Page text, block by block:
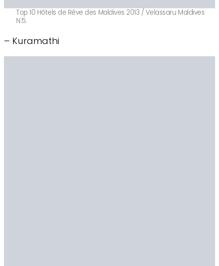
Top 10 Hôtels de Rêve des Maldives 2013 / Velassaru Maldives
N.5.
– Kuramathi